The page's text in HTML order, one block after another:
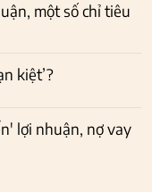
một số chỉ tiêu
kiệt’?
lợi nhuận, nợ vay